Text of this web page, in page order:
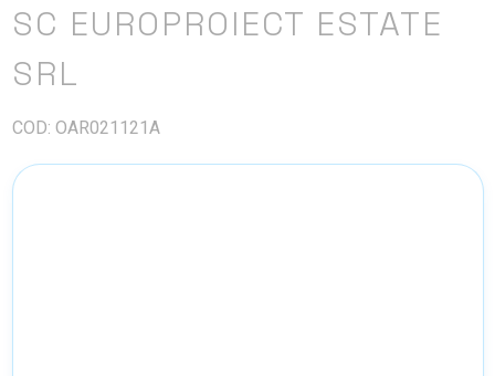
SC EUROPROIECT ESTATE
SRL
COD: OAR021121A